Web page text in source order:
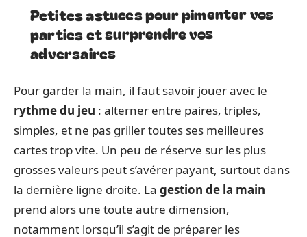
Petites astuces pour pimenter vos
parties et surprendre vos
adversaires
Pour garder la main, il faut savoir jouer avec le
rythme du jeu : alterner entre paires, triples,
simples, et ne pas griller toutes ses meilleures
cartes trop vite. Un peu de réserve sur les plus
grosses valeurs peut s’avérer payant, surtout dans
la dernière ligne droite. La gestion de la main
prend alors une toute autre dimension,
notamment lorsqu’il s’agit de préparer les